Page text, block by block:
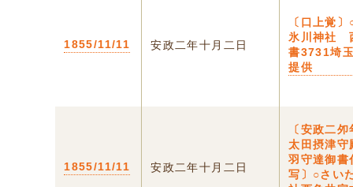
1855/11/11 安政二年十月二日
〔口上覚
氷川神社
書3731埼
提供
1855/11/11 安政二年十月二日
〔安政二
太田摂津守
羽守達御書
写〕○さい